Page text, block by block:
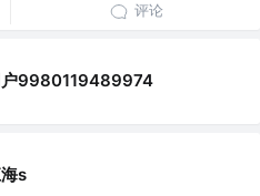
评论
户9980119489974
s